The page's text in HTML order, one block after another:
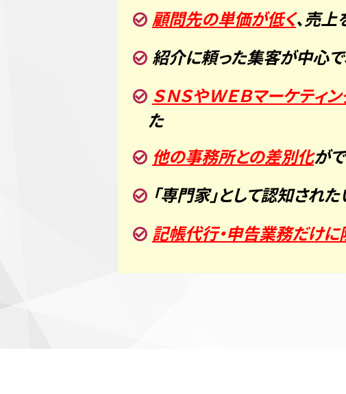
顧問先の単価が低く、売
紹介に頼った集客が中心で
ＳＮＳやＷＥＢマーケティ
た
他の事務所との差別化が
「専門家」として認知された
記帳代行・申告業務だけに